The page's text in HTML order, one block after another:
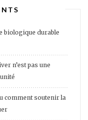
biologique durable
n’est pas une
comment soutenir la